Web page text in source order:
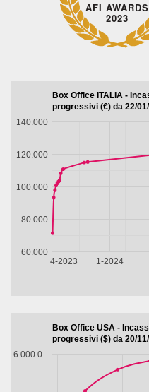
AFI AWARDS
2023